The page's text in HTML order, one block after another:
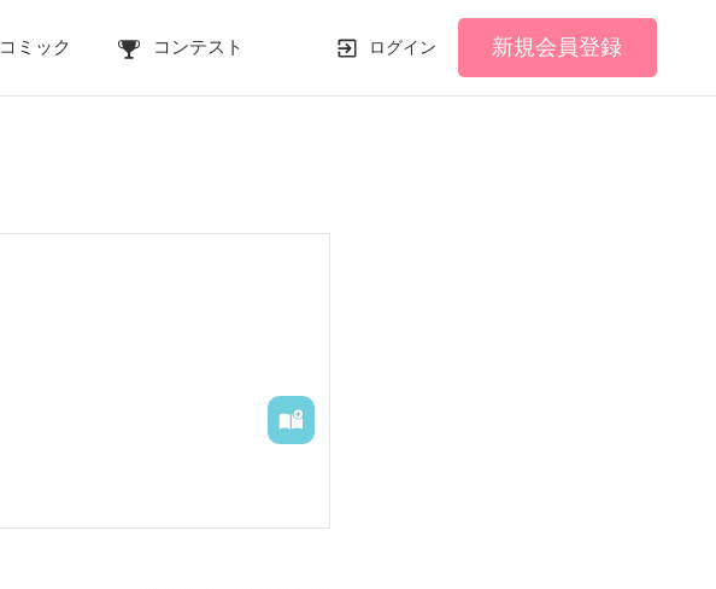
コミック コンテスト ログイン 新規会員登録